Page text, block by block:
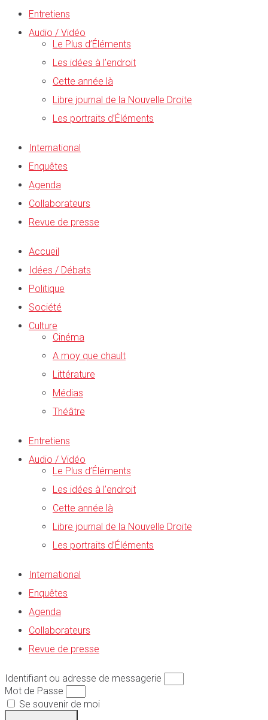
Entretiens
Audio / Vidéo
Le Plus d’Éléments
Les idées à l’endroit
Cette année là
Libre journal de la Nouvelle Droite
Les portraits d’Éléments
International
Enquêtes
Agenda
Collaborateurs
Revue de presse
Accueil
Idées / Débats
Politique
Société
Culture
Cinéma
A moy que chault
Littérature
Médias
Théâtre
Entretiens
Audio / Vidéo
Le Plus d’Éléments
Les idées à l’endroit
Cette année là
Libre journal de la Nouvelle Droite
Les portraits d’Éléments
International
Enquêtes
Agenda
Collaborateurs
Revue de presse
Identifiant ou adresse de messagerie
Mot de Passe
Se souvenir de moi